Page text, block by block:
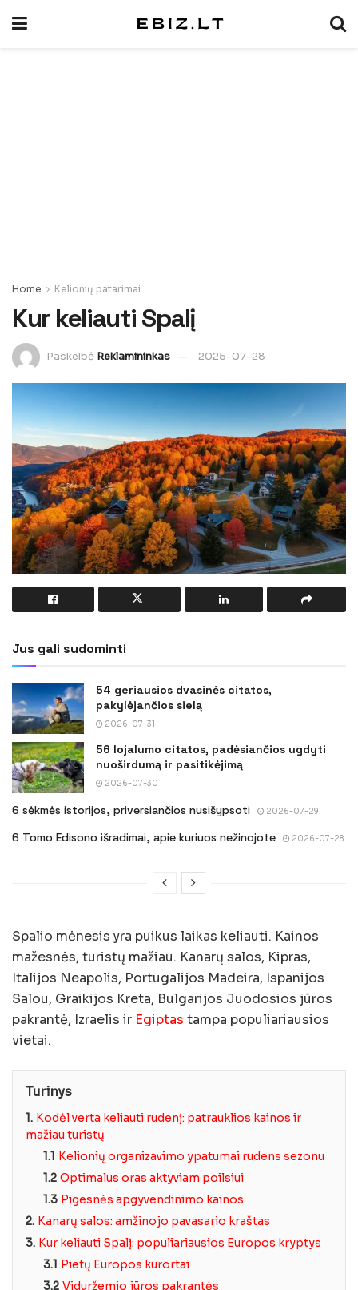
Home Kelionių patarimai
Kur keliauti Spalį
Paskelbė Reklamininkas 2025-07-28
Jus gali sudominti
54 geriausios dvasinės citatos,
pakylėjančios sielą
2026-07-31
56 lojalumo citatos, padėsiančios ugdyti
nuoširdumą ir pasitikėjimą
2026-07-30
6 sėkmės istorijos, priversiančios nusišypsoti 2026-07-29
6 Tomo Edisono išradimai, apie kuriuos nežinojote 2026-07-28
Spalio mėnesis yra puikus laikas keliauti. Kainos
mažesnės, turistų mažiau. Kanarų salos, Kipras,
Italijos Neapolis, Portugalijos Madeira, Ispanijos
Salou, Graikijos Kreta, Bulgarijos Juodosios jūros
pakrantė, Izraelis ir Egiptas tampa populiariausios
vietai.
Turinys
1. Kodėl verta keliauti rudenį: patrauklios kainos ir
mažiau turistų
1.1 Kelionių organizavimo ypatumai rudens sezonu
1.2 Optimalus oras aktyviam poilsiui
1.3 Pigesnės apgyvendinimo kainos
2. Kanarų salos: amžinojo pavasario kraštas
3. Kur keliauti Spalį: populiariausios Europos kryptys
3.1 Pietų Europos kurortai
3.2 Viduržemio jūros pakrantės